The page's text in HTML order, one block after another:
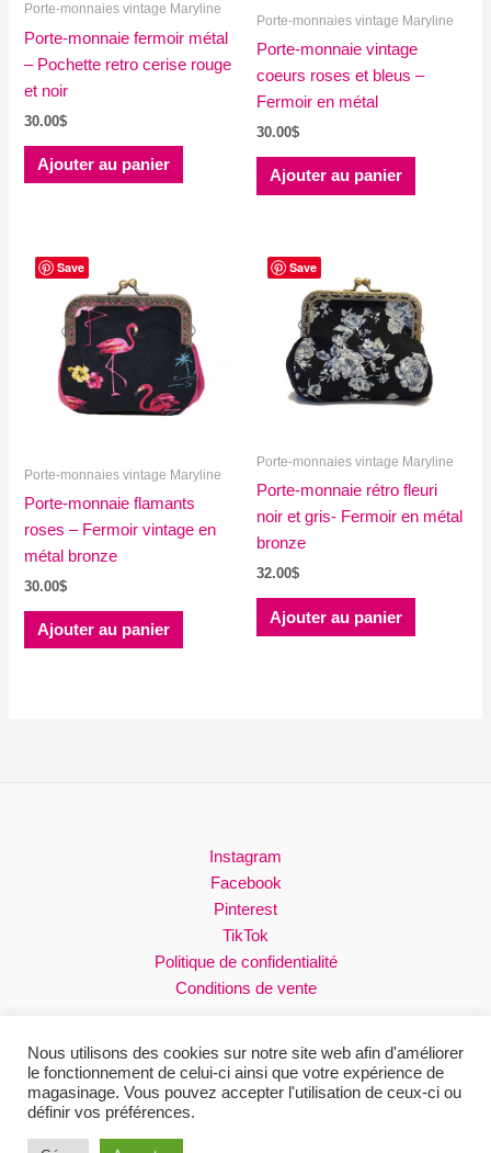
Porte-monnaies vintage Maryline
Porte-monnaie fermoir métal
– Pochette retro cerise rouge
et noir
30.00$
Ajouter au panier
Porte-monnaies vintage Maryline
Porte-monnaie vintage
coeurs roses et bleus –
Fermoir en métal
30.00$
Ajouter au panier
Save
Porte-monnaies vintage Maryline
Porte-monnaie flamants
roses – Fermoir vintage en
métal bronze
30.00$
Ajouter au panier
Save
Porte-monnaies vintage Maryline
Porte-monnaie rétro fleuri
noir et gris- Fermoir en métal
bronze
32.00$
Ajouter au panier
Instagram
Facebook
Pinterest
TikTok
Politique de confidentialité
Conditions de vente
Droits réservés © 2026 Loli
Site web conçu par Fifty North Studios
Nous utilisons des cookies sur notre site web afin d'améliorer
le fonctionnement de celui-ci ainsi que votre expérience de
magasinage. Vous pouvez accepter l'utilisation de ceux-ci ou
définir vos préférences.